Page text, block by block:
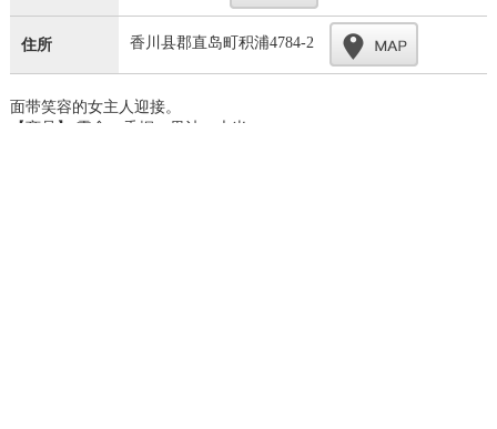
住所 香川县郡直岛町积浦4784-2
面带笑容的女主人迎接。
【商品】 零食、香烟、果汁、大米